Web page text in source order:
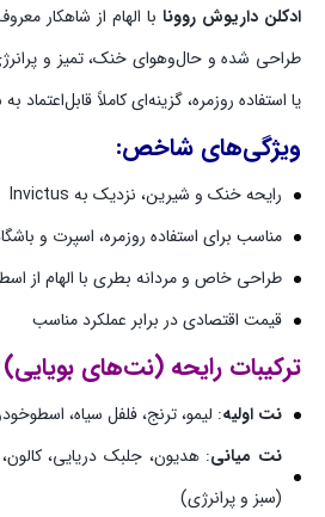
ادکلن داریوش روونا با الهام از شاهکار
طراحی شده و حال‌وهوای خنک، تمیز و
یا استفاده روزمره، گزینه‌ای کاملاً قابل‌اعتماد
ویژگی‌های شاخص:
رایحه خنک و شیرین، نزدیک به Invictus
مناسب برای استفاده روزمره، اسپرت و
طراحی خاص و مردانه بطری با الهام از
قیمت اقتصادی در برابر عملکرد مناسب
ترکیبات رایحه (نت‌های بویایی)
نت اولیه: لیمو، ترنج، فلفل سیاه،
نت میانی: هدیون، جلبک دریایی،
(سبز و پرانرژی)